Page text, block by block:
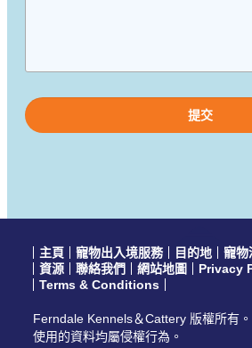
leave
this
field
主頁 寵物出入境服務 目的地 寵物
資源
聯絡我們 網站地圖
Privacy
Terms & Conditions
Ferndale Kennels＆Cattery 版權所有
使用的資料均屬侵權行為。